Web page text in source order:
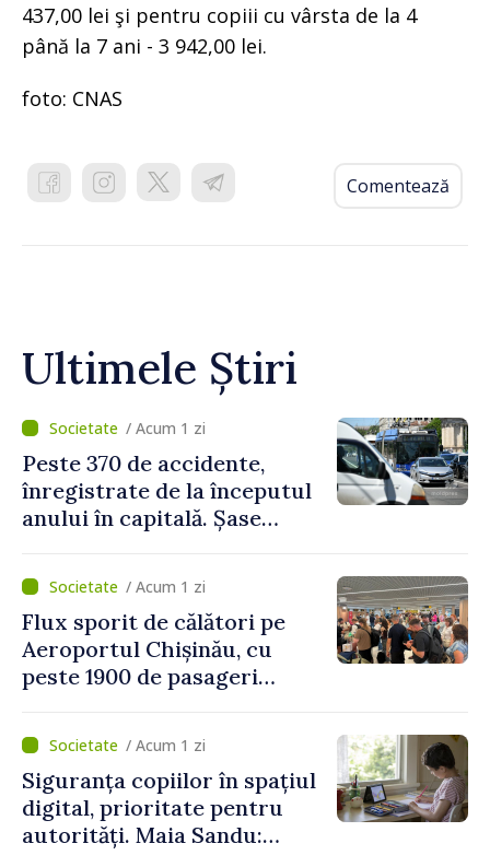
437,00 lei şi pentru copiii cu vârsta de la 4
până la 7 ani - 3 942,00 lei.
foto: CNAS
Comentează
Ultimele Știri
/ Acum 1 zi
Peste 370 de accidente,
înregistrate de la începutul
anului în capitală. Șase
/ Acum 1 zi
Flux sporit de călători pe
Aeroportul Chișinău, cu
peste 1900 de pasageri
de vârf a concediilor
/ Acum 1 zi
Siguranța copiilor în spațiul
digital, prioritate pentru
autorități. Maia Sandu: